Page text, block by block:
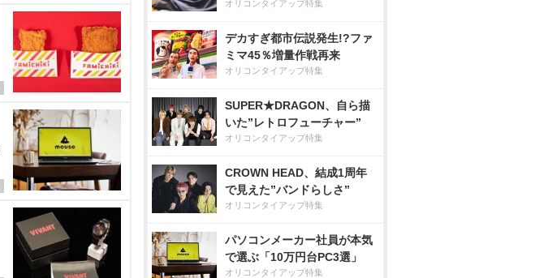
オリコンタイアップ特集
デカすぎ都市伝説発生!?ファ
ミマ45％増量作戦再来
オリコンタイアップ特集
SUPER★DRAGON、自ら描
いた”レトロフューチャー”
オリコンタイアップ特集
CROWN HEAD、結成1周年
で見えた”バンドらしさ”
オリコンタイアップ特集
パソコンメーカー社員が本気
で選ぶ「10万円台PC3選」
オリコンタイアップ特集